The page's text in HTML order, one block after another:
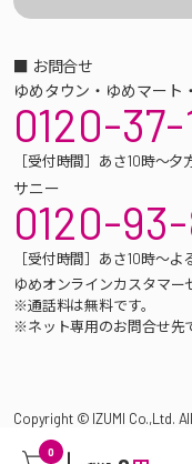
0
■ お問合せ
ゆめタウン・ゆめマート
0120-37-
［受付時間］あさ10時～夕
サニー
0120-93-
［受付時間］あさ10時～よ
ゆめオンラインカスタマー
※通話料は無料です。
※ネット専用のお問合せ先
Copyright © IZUMI Co.,Ltd.